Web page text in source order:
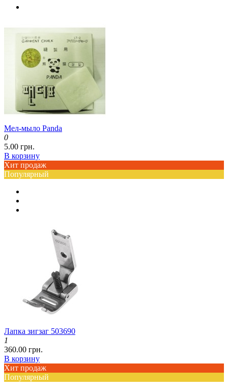
Мел-мыло Panda
0
5.00 грн.
В корзину
Хит продаж
Популярный
Лапка зигзаг 503690
1
360.00 грн.
В корзину
Хит продаж
Популярный